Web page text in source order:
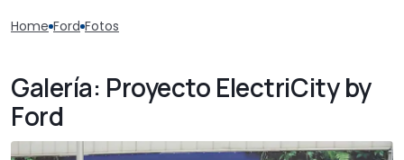
Home Ford Fotos
Galería: Proyecto ElectriCity by
Ford